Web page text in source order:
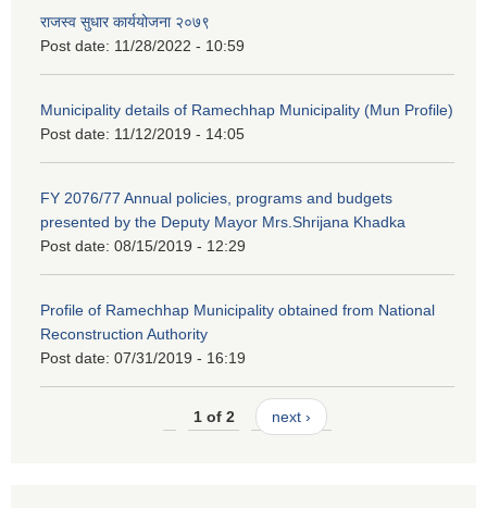
राजस्व सुधार कार्ययोजना २०७९
Post date: 11/28/2022 - 10:59
Municipality details of Ramechhap Municipality (Mun Profile)
Post date: 11/12/2019 - 14:05
FY 2076/77 Annual policies, programs and budgets
presented by the Deputy Mayor Mrs.Shrijana Khadka
Post date: 08/15/2019 - 12:29
Profile of Ramechhap Municipality obtained from National
Reconstruction Authority
Post date: 07/31/2019 - 16:19
1 of 2 next ›